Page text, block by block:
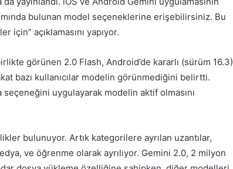
bulunan model seçeneklerine erişebilirsiniz. Bu
için” açıklamasını yapıyor.
görünen 2.0 Flash, Android’de kararlı (sürüm 16.3)
bazı kullanıcılar modelin görünmediğini belirtti.
uygulayarak modelin aktif olmasını
bulunuyor. Artık kategorilere ayrılan uzantılar,
ve öğrenme olarak ayrılıyor. Gemini 2.0, 2 milyon